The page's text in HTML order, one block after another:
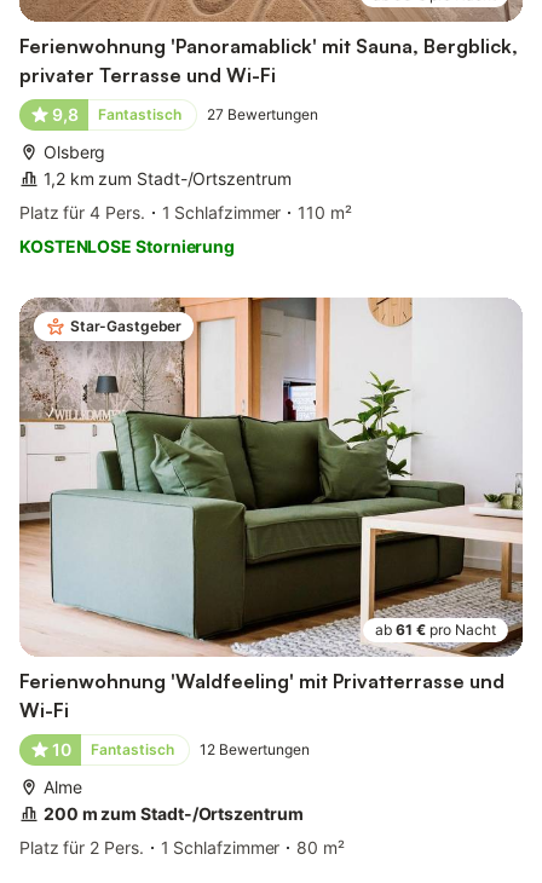
Ferienwohnung 'Panoramablick' mit Sauna, Bergblick,
privater Terrasse und Wi-Fi
9,8 Fantastisch 27 Bewertungen
Olsberg
1,2 km zum Stadt-/Ortszentrum
Platz für 4 Pers.
1 Schlafzimmer
110 m²
KOSTENLOSE Stornierung
Star-Gastgeber
ab 61 € pro Nacht
Ferienwohnung 'Waldfeeling' mit Privatterrasse und
Wi-Fi
10 Fantastisch 12 Bewertungen
Alme
200 m zum Stadt-/Ortszentrum
Platz für 2 Pers.
1 Schlafzimmer 80 m²